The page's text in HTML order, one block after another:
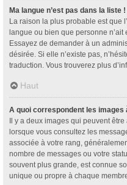
Ma langue n’est pas dans la liste !
La raison la plus probable est que
langue ou bien que personne
Essayez de demander à un
désirée. Si elle n’existe pas,
traduction. Vous trouverez plus
Haut
A quoi correspondent les images
Il y a deux images qui peuvent
lorsque vous consultez les
associée à votre rang,
nombre de messages ou votre
souvent plus grande, est connue
unique ou propre à chaque